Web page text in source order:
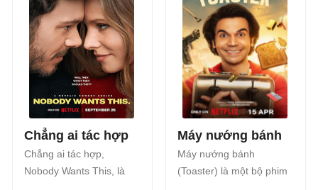
thể từ tiểu thuyết cùng
tên năm 2020 của
Richard Osman.
nay.
Chẳng ai tác hợp
Chẳng ai tác hợp,
Nobody Wants This, là
Máy nướng bánh
Máy nướng bánh
(Toaster) là một bộ phim